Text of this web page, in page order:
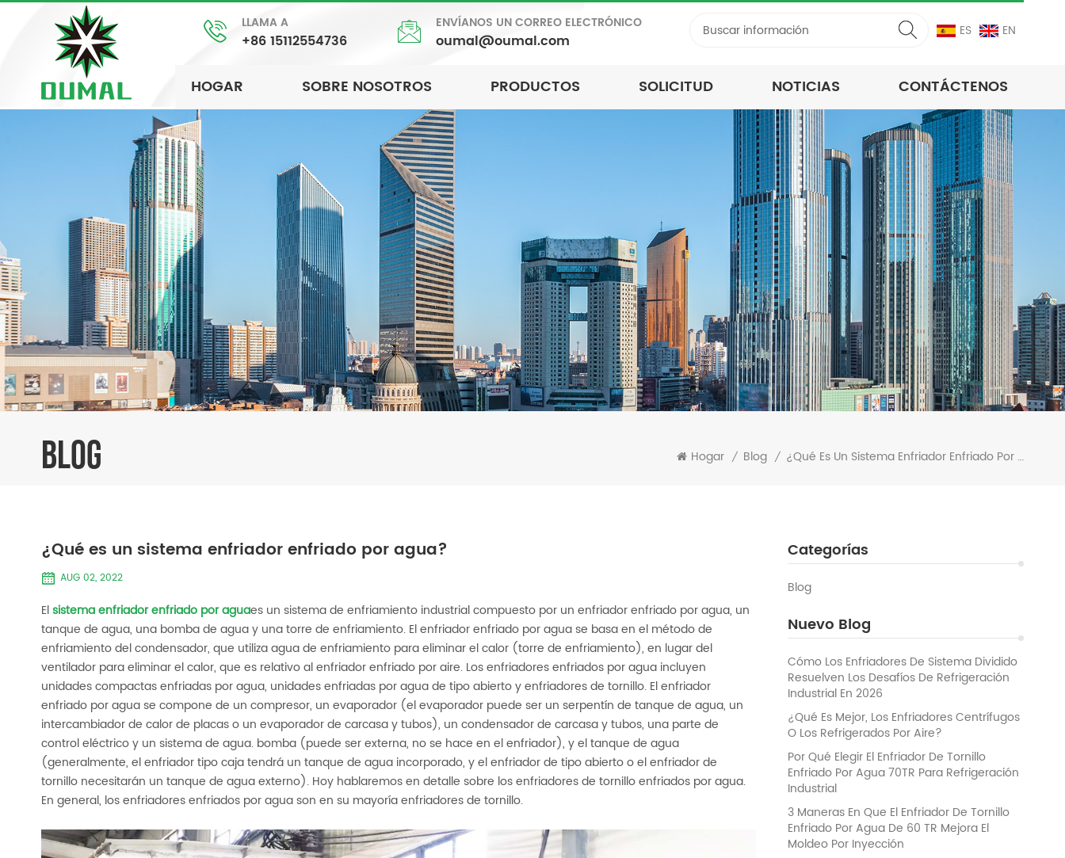
ES EN
LLAMA A
+86 15112554736
ENVÍANOS UN CORREO ELECTRÓNICO
oumal@oumal.com
HOGAR SOBRE NOSOTROS PRODUCTOS SOLICITUD NOTICIAS CONTÁCTENOS
BLOG Hogar / Blog / ¿Qué Es Un Sistema Enfriador Enfriado Por Agua?
Categorías
Blog
Nuevo Blog
Cómo Los Enfriadores De Sistema Dividido
Resuelven Los Desafíos De Refrigeración
Industrial En 2026
¿Qué Es Mejor, Los Enfriadores Centrífugos
O Los Refrigerados Por Aire?
Por Qué Elegir El Enfriador De Tornillo
Enfriado Por Agua 70TR Para Refrigeración
Industrial
3 Maneras En Que El Enfriador De Tornillo
Enfriado Por Agua De 60 TR Mejora El
Moldeo Por Inyección
¿Qué es un sistema enfriador enfriado por agua?
AUG 02, 2022
Elsistema enfriador enfriado por aguaes un sistema de enfriamiento industrial compuesto por un enfriador enfriado por agua, un
tanque de agua, una bomba de agua y una torre de enfriamiento. El enfriador enfriado por agua se basa en el método de
enfriamiento del condensador, que utiliza agua de enfriamiento para eliminar el calor (torre de enfriamiento), en lugar del
ventilador para eliminar el calor, que es relativo al enfriador enfriado por aire. Los enfriadores enfriados por agua incluyen
unidades compactas enfriadas por agua, unidades enfriadas por agua de tipo abierto y enfriadores de tornillo. El enfriador
enfriado por agua se compone de un compresor, un evaporador (el evaporador puede ser un serpentín de tanque de agua, un
intercambiador de calor de placas o un evaporador de carcasa y tubos), un condensador de carcasa y tubos, una parte de
control eléctrico y un sistema de agua. bomba (puede ser externa, no se hace en el enfriador), y el tanque de agua
(generalmente, el enfriador tipo caja tendrá un tanque de agua incorporado, y el enfriador de tipo abierto o el enfriador de
tornillo necesitarán un tanque de agua externo). Hoy hablaremos en detalle sobre los enfriadores de tornillo enfriados por agua.
En general, los enfriadores enfriados por agua son en su mayoría enfriadores de tornillo.